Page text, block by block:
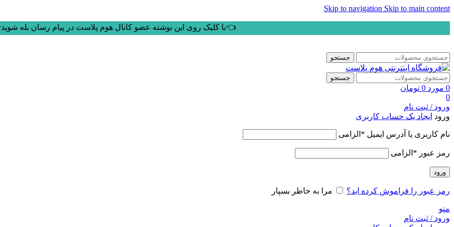
Skip to navigation Skip to main content
👈با کلیک روی این نوشته عضو کانال هوم پلاست در پیام رسان بله
جستجو
جستجو
0 مورد 0 تومان
0
ورود / ثبت نام
ورود ایجاد یک حساب کاربری
نام کاربری یا آدرس ایمیل * الزامی
رمز عبور * الزامی
ورود
رمز عبور را فراموش کرده اید؟ مرا به خاطر بسپار
منو
ورود / ثبت نام